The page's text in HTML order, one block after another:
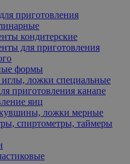
приготовления
кондитерские
для приготовления
формы
ложки специальные
приготовления канапе
яиц
ложки мерные
спиртометры, таймеры